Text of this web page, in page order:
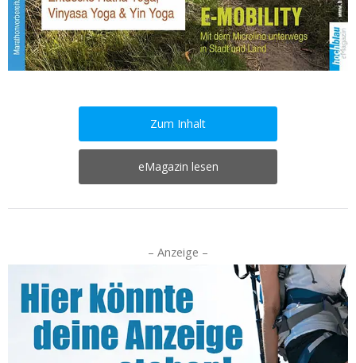
Zum Inhalt
eMagazin lesen
– Anzeige –